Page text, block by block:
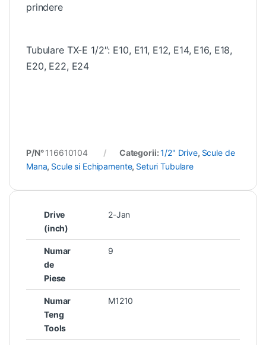
prindere
Tubulare TX-E 1/2″: E10, E11, E12, E14, E16, E18,
E20, E22, E24
P/N°116610104 Categorii:1/2" Drive, Scule de
Mana, Scule si Echipamente, Seturi Tubulare
Drive
(inch)
2-Jan
Numar
de
Piese
9
Numar
Teng
Tools
M1210